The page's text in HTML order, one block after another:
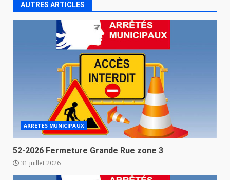
AUTRES ARTICLES
ARRETES MUNICIPAUX
52-2026 Fermeture Grande Rue zone 3
31 juillet 2026